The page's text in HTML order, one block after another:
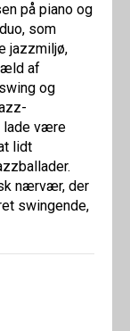
på piano og
som
jazzmiljø,
af
og
lade være
lidt
nærvær, der
swingende,